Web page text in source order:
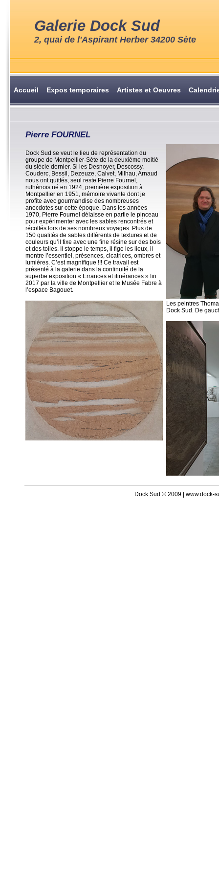
Galerie Dock Sud
2, quai de l'Aspirant Herber 34200 Sète
Accueil Expos temporaires Artistes et Oeuvres
Pierre FOURNEL
Dock Sud se veut le lieu de représentation du
groupe de Montpellier-Sète de la deuxième moitié
du siècle dernier. Si les Desnoyer, Descossy,
Couderc, Bessil, Dezeuze, Calvet, Milhau, Arnaud
nous ont quittés, seul reste Pierre Fournel,
ruthénois né en 1924, première exposition à
Montpellier en 1951, mémoire vivante dont je
profite avec gourmandise des nombreuses
anecdotes sur cette époque. Dans les années
1970, Pierre Fournel délaisse en partie le pinceau
pour expérimenter avec les sables rencontrés et
récoltés lors de ses nombreux voyages. Plus de
150 qualités de sables différents de textures et de
couleurs qu’il fixe avec une fine résine sur des bois
et des toiles. Il stoppe le temps, il fige les lieux, il
montre l’essentiel, présences, cicatrices, ombres et
lumières. C’est magnifique !!! Ce travail est
présenté à la galerie dans la continuité de la
superbe exposition « Errances et itinérances » fin
2017 par la ville de Montpellier et le Musée Fabre à
l’espace Bagouet.
Les peintres
Dock Sud. De
Dock Sud © 2009 | www.dock-